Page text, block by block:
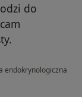
do
endokrynologiczna